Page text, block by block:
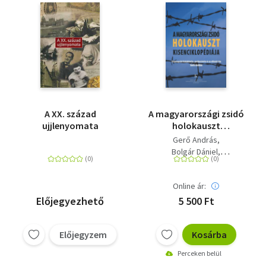
A XX. század
ujjlenyomata
Előjegyezhető
Előjegyzem
A magyarországi zsidó
holokauszt
kisenciklopédiája
Gerő András
Bolgár Dániel
Ökrös Fruzsina
Online ár:
5 500 Ft
Kosárba
Perceken belül